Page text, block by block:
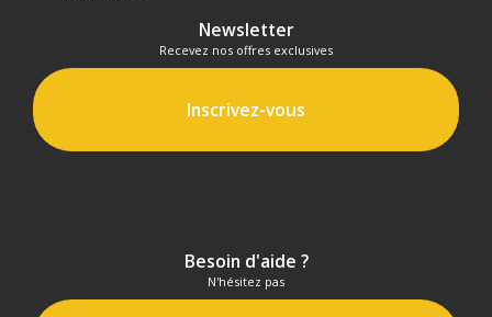
Newsletter
Recevez nos offres exclusives
Inscrivez-vous
Besoin d'aide ?
N'hésitez pas